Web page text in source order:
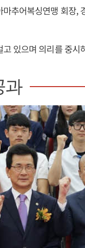
추어복싱연맹 회장,
있으며 의리를 중
과